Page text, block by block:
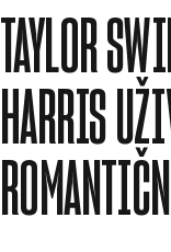
TAYLOR
HARRIS